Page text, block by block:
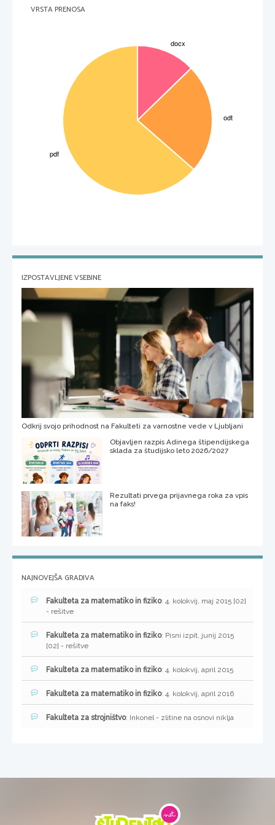
kombinacija mnogih dejavnikov v organizaciji. Trdijo, da se ta tip organizacije ne more
VRSTA PRENOSA
IZPOSTAVLJENE VSEBINE
Odkrij svojo prihodnost na Fakulteti za varnostne vede v Ljubljani
Objavljen razpis Adinega štipendijskega
sklada za študijsko leto 2026/2027
Rezultati prvega prijavnega roka za vpis
na faks!
NAJNOVEJŠA GRADIVA
Fakulteta za matematiko in fiziko: 4. kolokvij, maj 2015 [02]
- rešitve
Fakulteta za matematiko in fiziko: Pisni izpit, junij 2015
[02] - rešitve
Fakulteta za matematiko in fiziko: 4. kolokvij, april 2015
Fakulteta za matematiko in fiziko: 4. kolokvij, april 2016
Fakulteta za strojništvo: Inkonel - zlitine na osnovi niklja